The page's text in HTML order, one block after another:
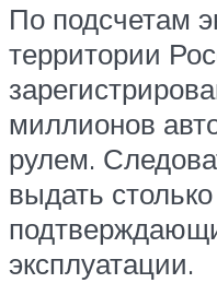
По подсчетам
территории
миллионов
рулем.
выдать
эксплуатации.